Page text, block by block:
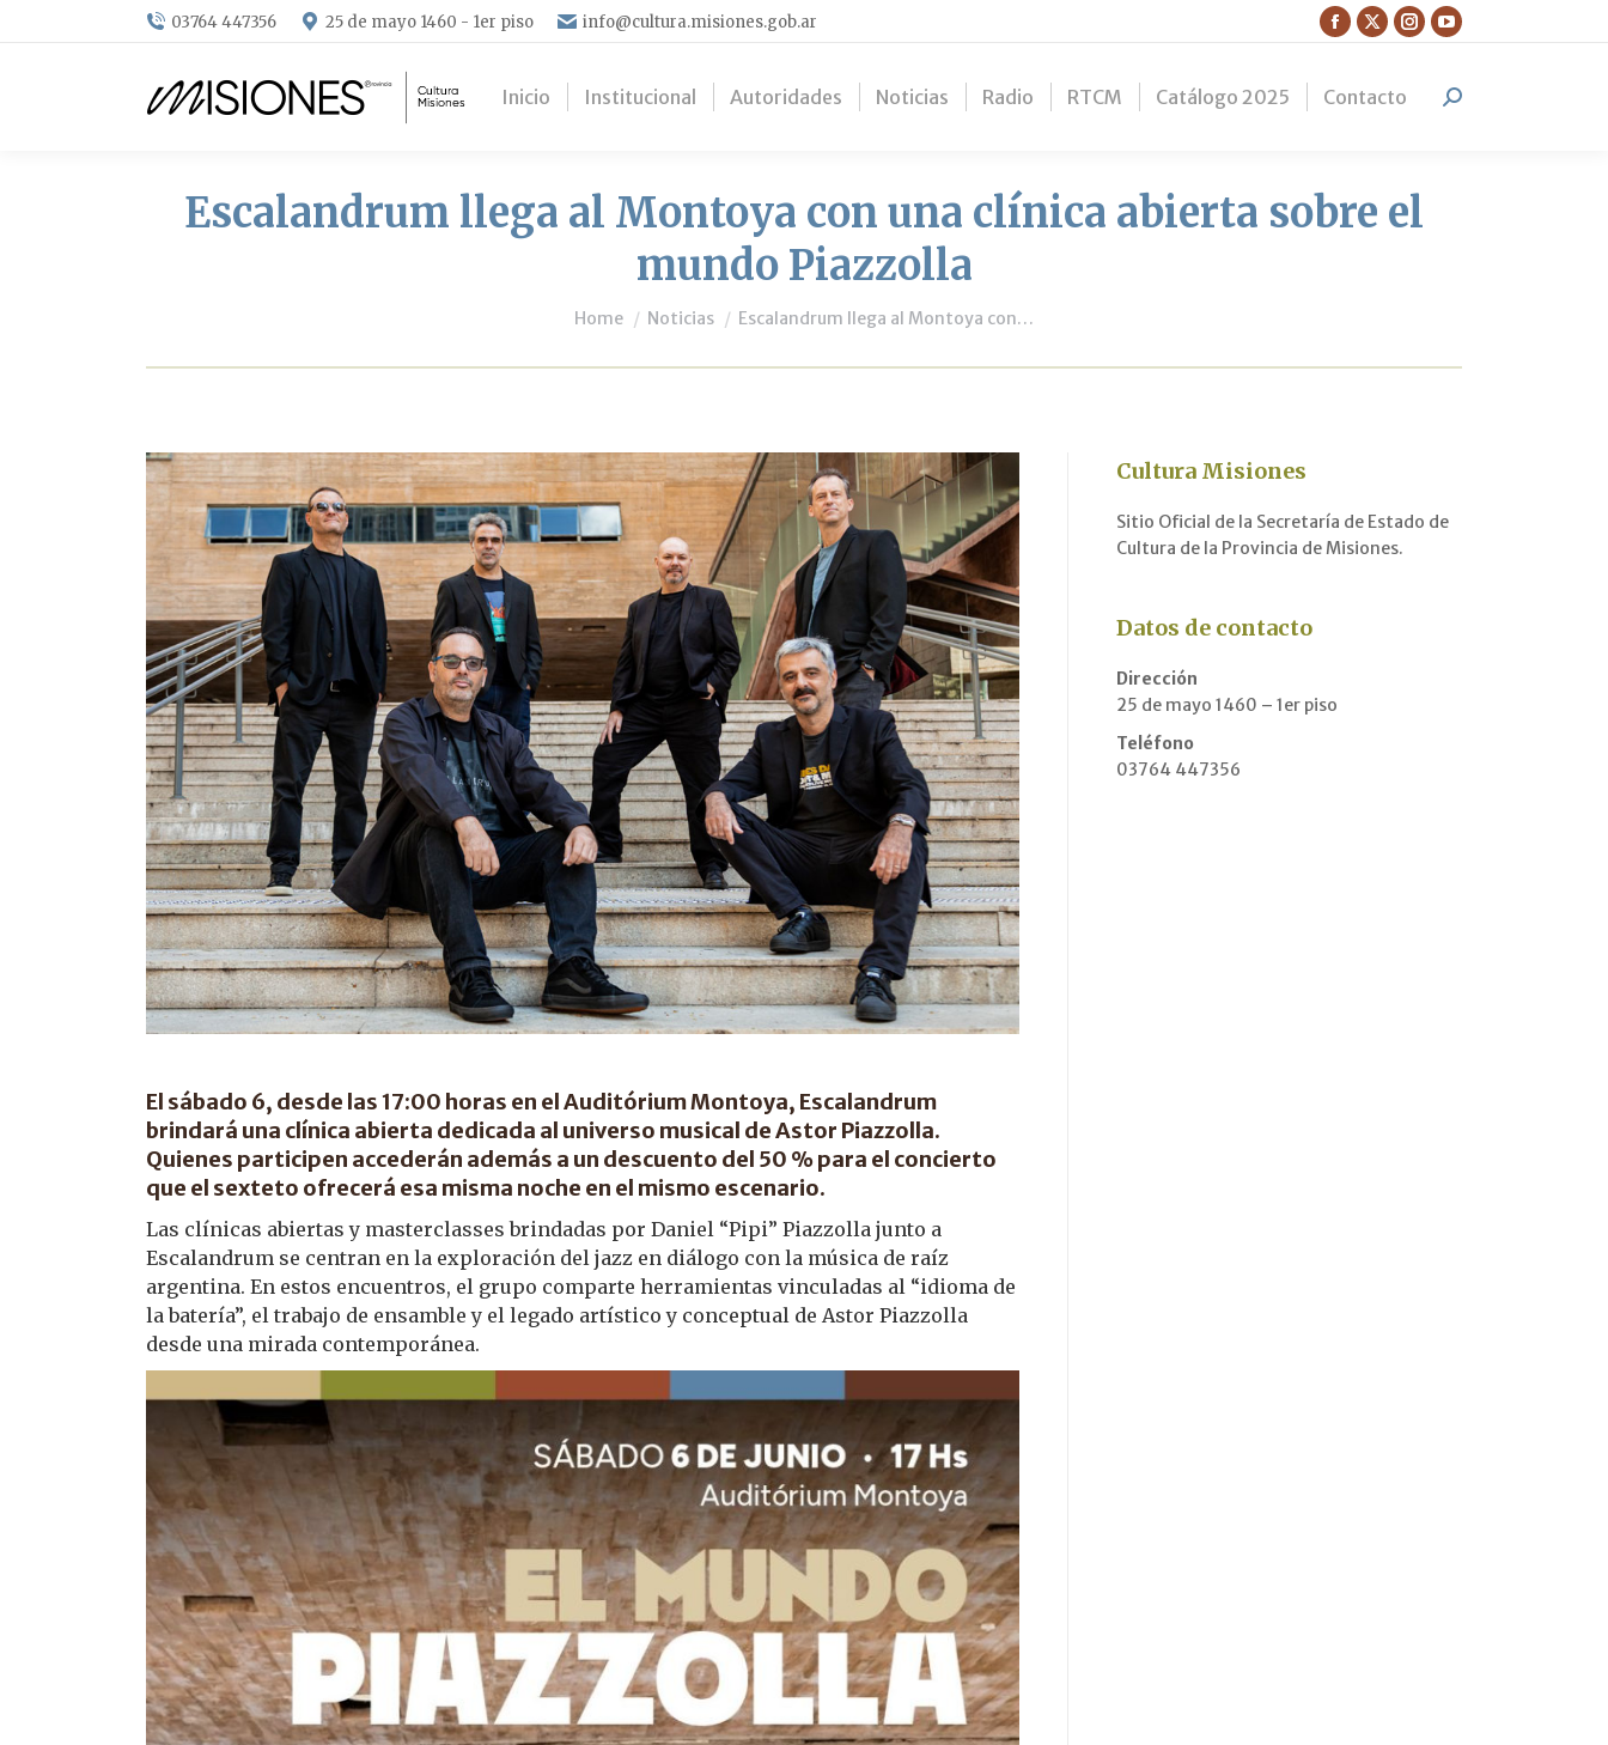
03764 447356 25 de mayo 1460 - 1er piso info@cultura.misiones.gob.ar
Facebook
opens
window
X
opens
window
Instagram
opens
window
YouTube
opens
Inicio Institucional Autoridades Noticias Radio RTCM Catálogo 2025 Contacto Search:
Escalandrum llega al Montoya con una clínica abierta sobre el
mundo Piazzolla
You are here:
Home Noticias Escalandrum llega al Montoya con…
El sábado 6, desde las 17:00 horas en el Auditórium Montoya, Escalandrum
brindará una clínica abierta dedicada al universo musical de Astor Piazzolla.
Quienes participen accederán además a un descuento del 50 % para el concierto
que el sexteto ofrecerá esa misma noche en el mismo escenario.
Las clínicas abiertas y masterclasses brindadas por Daniel “Pipi” Piazzolla junto a
Escalandrum se centran en la exploración del jazz en diálogo con la música de raíz
argentina. En estos encuentros, el grupo comparte herramientas vinculadas al “idioma de
la batería”, el trabajo de ensamble y el legado artístico y conceptual de Astor Piazzolla
desde una mirada contemporánea.
Cultura Misiones
Sitio Oficial de la Secretaría de Estado de
Cultura de la Provincia de Misiones.
Datos de contacto
Dirección
25 de mayo 1460 – 1er piso
Teléfono
03764 447356